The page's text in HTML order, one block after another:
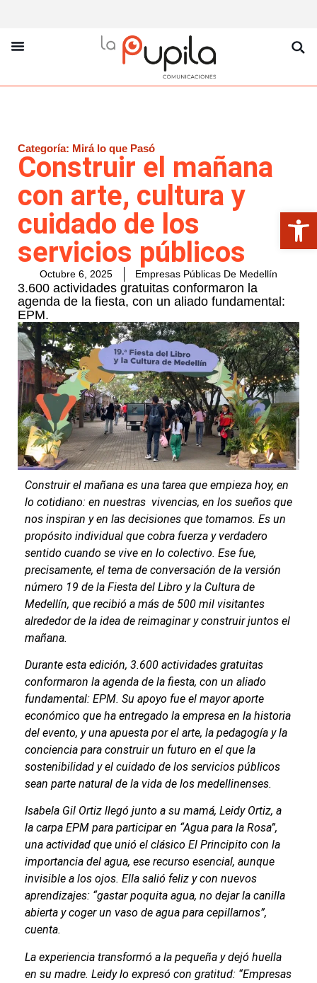
Categoría: Mirá lo que Pasó
Construir el mañana
con arte, cultura y
cuidado de los
servicios públicos
Octubre 6, 2025 Empresas Públicas De Medellín
3.600 actividades gratuitas conformaron la
agenda de la fiesta, con un aliado fundamental:
EPM.
Construir el mañana es una tarea que empieza hoy, en
lo cotidiano: en nuestras vivencias, en los sueños que
nos inspiran y en las decisiones que tomamos. Es un
propósito individual que cobra fuerza y verdadero
sentido cuando se vive en lo colectivo. Ese fue,
precisamente, el tema de conversación de la versión
número 19 de la Fiesta del Libro y la Cultura de
Medellín, que recibió a más de 500 mil visitantes
alrededor de la idea de reimaginar y construir juntos el
mañana.
Durante esta edición, 3.600 actividades gratuitas
conformaron la agenda de la fiesta, con un aliado
fundamental: EPM. Su apoyo fue el mayor aporte
económico que ha entregado la empresa en la historia
del evento, y una apuesta por el arte, la pedagogía y la
conciencia para construir un futuro en el que la
sostenibilidad y el cuidado de los servicios públicos
sean parte natural de la vida de los medellinenses.
Isabela Gil Ortiz llegó junto a su mamá, Leidy Ortiz, a
la carpa EPM para participar en “Agua para la Rosa”,
una actividad que unió el clásico El Principito con la
importancia del agua, ese recurso esencial, aunque
invisible a los ojos. Ella salió feliz y con nuevos
aprendizajes: “gastar poquita agua, no dejar la canilla
abierta y coger un vaso de agua para cepillarnos”,
cuenta.
La experiencia transformó a la pequeña y dejó huella
en su madre. Leidy lo expresó con gratitud: “Empresas
Abrir